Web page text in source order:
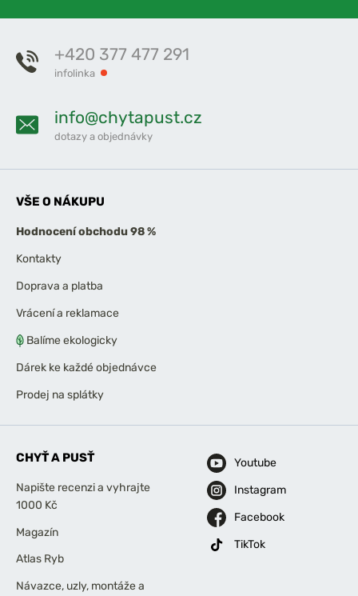
+420 377 477 291
infolinka
info@chytapust.cz
dotazy a objednávky
VŠE O NÁKUPU
Hodnocení obchodu 98 %
Kontakty
Doprava a platba
Vrácení a reklamace
Balíme ekologicky
Dárek ke každé objednávce
Prodej na splátky
CHYŤ A PUSŤ
Napište recenzi a vyhrajte
1000 Kč
Magazín
Atlas Ryb
Návazce, uzly, montáže a
Youtube
Instagram
Facebook
TikTok